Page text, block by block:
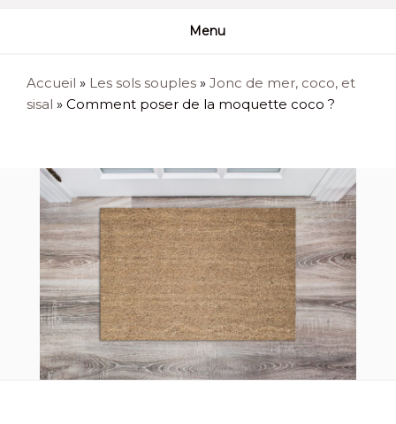
Menu
Accueil » Les sols souples » Jonc de mer, coco, et
sisal » Comment poser de la moquette coco ?